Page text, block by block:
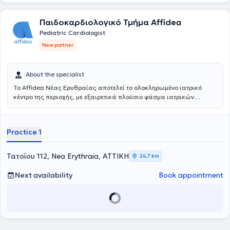
Παιδοκαρδιολογικό Τμήμα Affidea
Pediatric Cardiologist
New partner
About the specialist
Το Affidea Νέας Ερυθραίας αποτελεί το ολοκληρωμένο ιατρικό
κέντρο της περιοχής, με εξαιρετικά πλούσιο φάσμα ιατρικών
υπηρεσίες, την ουρολογία με δυνατότητα κυστεοσκόπησης, τη
ένας πλήρης ιατρικός προορισμός για κάθε ανάγκη.
Practice 1
Τατοΐου 112, Nea Erythraia, ΑΤΤΙΚΗ 24,7 km
Next availability Book appointment